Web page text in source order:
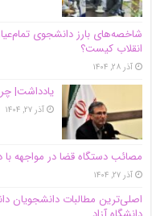
شاخصه‌های بارز دانشجوی
انقلاب کیست؟
آذر ۲۸, ۱۴۰۴
یادداشت|
آذر ۲۷, ۱۴۰۴
مصائب دستگاه قضا در مواجهه
آذر ۲۷, ۱۴۰۴
اصلی‌ترین مطالبات دانشجویان